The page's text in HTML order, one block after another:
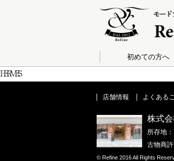
初めての方へ
HERMES
店舗情報 よくある
株式
所存地
古物商
© Refine 2016 All Rights